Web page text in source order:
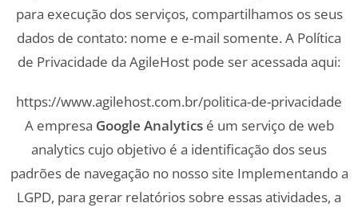
para execução dos serviços, compartilhamos os seus
dados de contato: nome e e-mail somente. A Política
de Privacidade da AgileHost pode ser acessada aqui:
https://www.agilehost.com.br/politica-de-privacidade
A empresa Google Analyticsé um serviço de web
analytics cujo objetivo é a identificação dos seus
padrões de navegação no nosso site Implementando a
LGPD, para gerar relatórios sobre essas atividades, a